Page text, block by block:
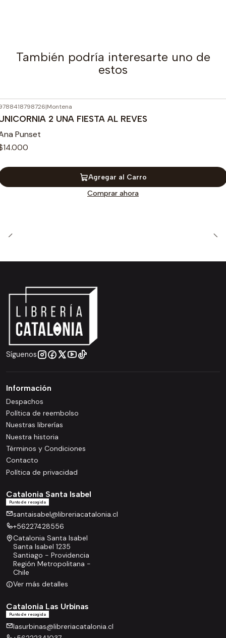
También podría interesarte uno de
estos
|Montena
2 UNA FIESTA AL REVES
Punset
Agregar al Carro
Comprar ahora
Síguenos
Información
Despachos
Política de reembolso
Nuestras librerías
Nuestra historia
Términos y Condiciones
Contacto
Política de privacidad
Catalonia Santa Isabel
Punto de recogida
santaisabel@libreriacatalonia.cl
+56227428556
Catalonia Santa Isabel
Santa Isabel 1235
Santiago - Providencia
Región Metropolitana -
Chile
Ver más detalles
Catalonia Las Urbinas
Punto de recogida
lasurbinas@libreriacatalonia.cl